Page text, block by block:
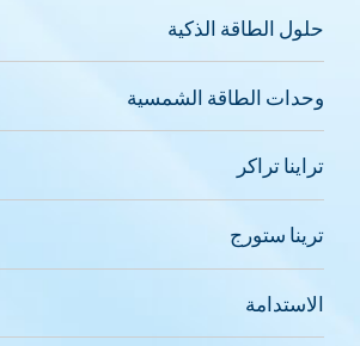
حلول الطاقة الذكية
وحدات الطاقة الشمسية
تراينا تراكر
ترينا ستورج
الاستدامة